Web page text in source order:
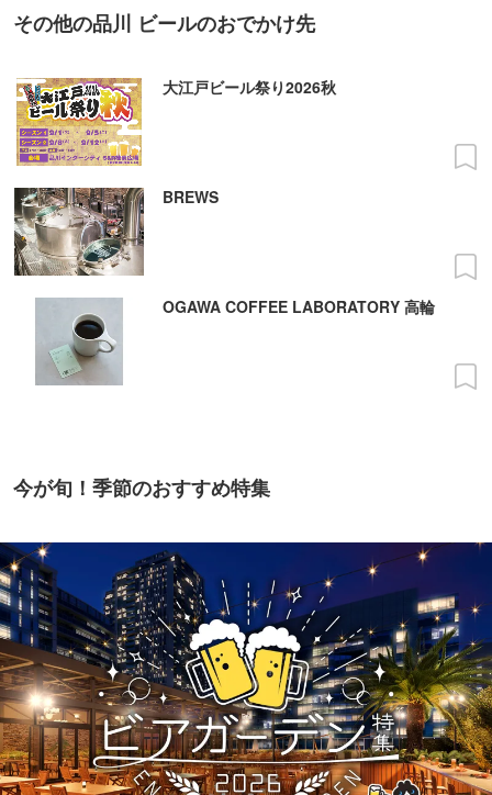
その他の品川 ビールのおでかけ先
大江戸ビール祭り2026秋
BREWS
OGAWA COFFEE LABORATORY 高輪
今が旬！季節のおすすめ特集